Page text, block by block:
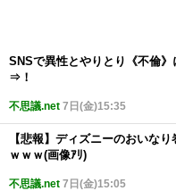
SNSで異性とやりとり《不倫
⇒！
不思議.net 7日(金)15:35
【悲報】ディズニーのおいな
ｗｗｗ(画像ｱﾘ)
不思議.net 7日(金)15:05